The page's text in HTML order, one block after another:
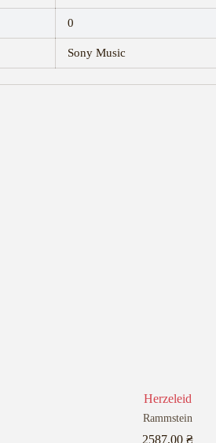
0
Sony Music
Herzeleid
Rammstein
2587,00₴